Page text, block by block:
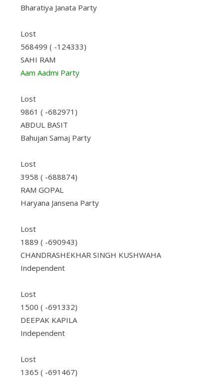
Bharatiya Janata Party
Lost
568499 ( -124333)
SAHI RAM
Aam Aadmi Party
Lost
9861 ( -682971)
ABDUL BASIT
Bahujan Samaj Party
Lost
3958 ( -688874)
RAM GOPAL
Haryana Jansena Party
Lost
1889 ( -690943)
CHANDRASHEKHAR SINGH KUSHWAHA
Independent
Lost
1500 ( -691332)
DEEPAK KAPILA
Independent
Lost
1365 ( -691467)